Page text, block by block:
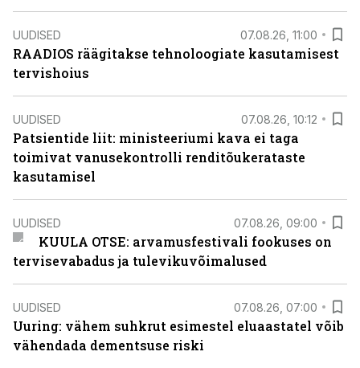
UUDISED 07.08.26, 11:00
RAADIOS räägitakse tehnoloogiate kasutamisest
tervishoius
UUDISED 07.08.26, 10:12
Patsientide liit: ministeeriumi kava ei taga
toimivat vanusekontrolli renditõukerataste
kasutamisel
UUDISED 07.08.26, 09:00
KUULA OTSE: arvamusfestivali fookuses on
tervisevabadus ja tulevikuvõimalused
UUDISED 07.08.26, 07:00
Uuring: vähem suhkrut esimestel eluaastatel võib
vähendada dementsuse riski